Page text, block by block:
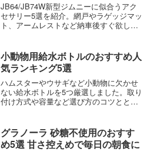
JB64/JB74W新型ジムニーに似合うアク
セサリー5選を紹介。網戸やラゲッジマッ
ト、アームレストなど納車後すぐ欲しい
小動物用給水ボトルのおすすめ人
気ランキング5選
ハムスターやウサギなど小動物に欠かせ
ない給水ボトルを5つ厳選しました。取り
付け方式や容量など選び方のコツととも
グラノーラ 砂糖不使用のおすす
め5選 甘さ控えめで毎日の朝食に